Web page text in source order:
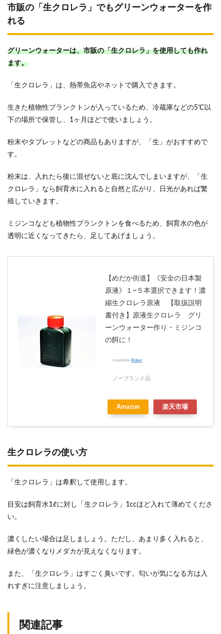
市販の「生クロレラ」でもグリーンウォーターを作
れる
グリーンウォーターは、市販の「生クロレラ」を使用しても作れ
ます。
「生クロレラ」は、熱帯魚店やネットで購入できます。
生きた植物性プランクトンが入っているため、冷蔵庫などの5℃以
下の場所で保管し、1ヶ月ほどで使いましょう。
粉末やタブレットなどの商品もありますが、「生」がおすすめで
す。
粉末は、入れたら後に混ぜないと底に沈んでしまいますが、「生
クロレラ」なら飼育水に入れると自然と広がり、日光があれば繁
殖していきます。
ミジンコなども植物性プランクトンを食べるため、飼育水の色が
透明に近くなってきたら、足してあげましょう。
【めだか街道】《安全の日本製
原液》１~５本選択できます！濃
縮生クロレラ原液 【取扱説明
書付き】原液生クロレラ グリ
ーンウォーター作り・ミジンコ
の餌に！
created by Rinker
ノーブランド品
Amazon 楽天市場
生クロレラの使い方
「生クロレラ」は希釈して使用します。
目安は飼育水1ℓに対し「生クロレラ」1ccほど入れて薄めてくださ
い。
濃くしたい場合は足しましょう。ただし、あまり多く入れると、
緑色が濃くなりメダカが見えなくなります。
また、「生クロレラ」はすごく臭いです。匂いが気になる方は入
れすぎに注意しましょう。
関連記事